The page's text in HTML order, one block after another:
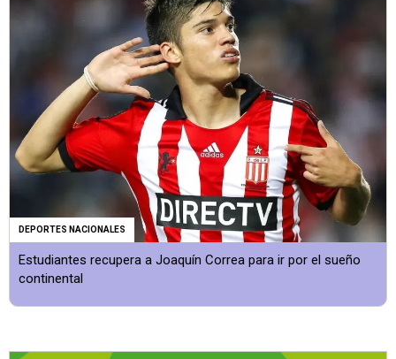
DEPORTES NACIONALES
Estudiantes recupera a Joaquín Correa para ir por el sueño
continental